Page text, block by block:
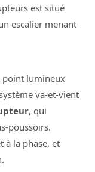
est situé
escalier menant
point lumineux
va-et-vient
, qui
poussoirs.
à la phase, et